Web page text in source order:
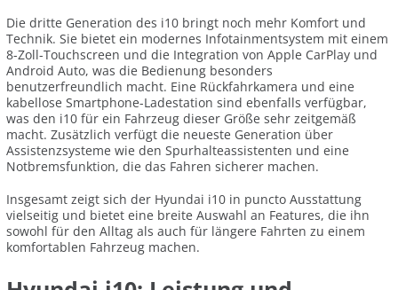
Die dritte Generation des i10 bringt noch mehr Komfort und
Technik. Sie bietet ein modernes Infotainmentsystem mit einem
8-Zoll-Touchscreen und die Integration von Apple CarPlay und
Android Auto, was die Bedienung besonders
benutzerfreundlich macht. Eine Rückfahrkamera und eine
kabellose Smartphone-Ladestation sind ebenfalls verfügbar,
was den i10 für ein Fahrzeug dieser Größe sehr zeitgemäß
macht. Zusätzlich verfügt die neueste Generation über
Assistenzsysteme wie den Spurhalteassistenten und eine
Notbremsfunktion, die das Fahren sicherer machen.
Insgesamt zeigt sich der Hyundai i10 in puncto Ausstattung
vielseitig und bietet eine breite Auswahl an Features, die ihn
sowohl für den Alltag als auch für längere Fahrten zu einem
komfortablen Fahrzeug machen.